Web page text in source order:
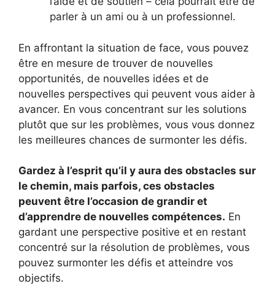
parler à un ami ou à un professionnel.
En affrontant la situation de face, vous pouvez
être en mesure de trouver de nouvelles
opportunités, de nouvelles idées et de
nouvelles perspectives qui peuvent vous aider à
avancer. En vous concentrant sur les solutions
plutôt que sur les problèmes, vous vous donnez
les meilleures chances de surmonter les défis.
Gardez à l’esprit qu’il y aura des obstacles sur
le chemin, mais parfois, ces obstacles
peuvent être l’occasion de grandir et
d’apprendre de nouvelles compétences. En
gardant une perspective positive et en restant
concentré sur la résolution de problèmes, vous
pouvez surmonter les défis et atteindre vos
objectifs.